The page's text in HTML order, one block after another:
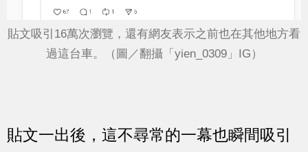
貼文吸引16萬次瀏覽，還有網友表示之前也在其他地方看
過這台車。（圖／翻攝「yien_0309」IG）
貼文一出後，這不尋常的一幕也瞬間吸引